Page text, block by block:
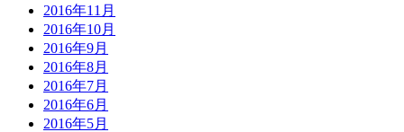
2016年11月
2016年10月
2016年9月
2016年8月
2016年7月
2016年6月
2016年5月